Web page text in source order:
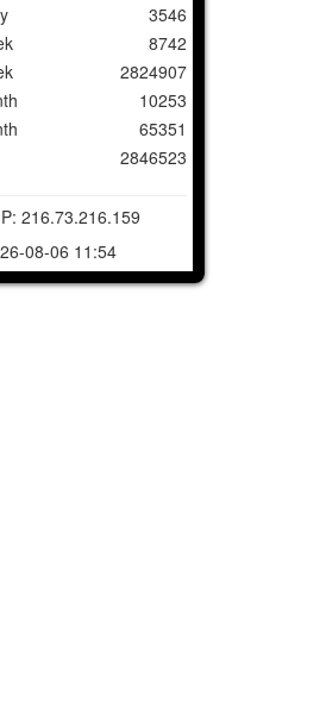
3546
8742
2824907
10253
65351
2846523
216.73.216.159
08-06 11:54